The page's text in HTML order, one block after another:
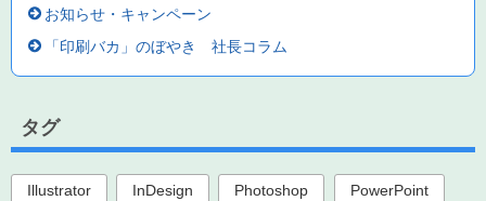
お知らせ・キャンペーン
「印刷バカ」のぼやき 社長コラム
タグ
Illustrator InDesign Photoshop PowerPoint